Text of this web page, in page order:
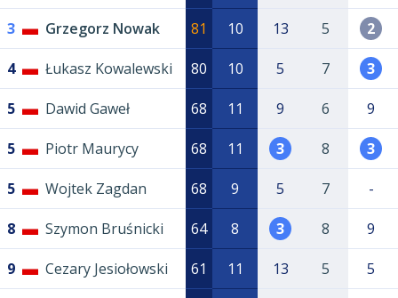
3 Grzegorz Nowak 81 10 13 5 2
4 Łukasz Kowalewski 80 10 5 7 3
5 Dawid Gaweł 68 11 9 6 9
5 Piotr Maurycy 68 11 3 8 3
5 Wojtek Zagdan 68 9 5 7 -
8 Szymon Bruśnicki 64 8 3 8 9
9 Cezary Jesiołowski 61 11 13 5 5